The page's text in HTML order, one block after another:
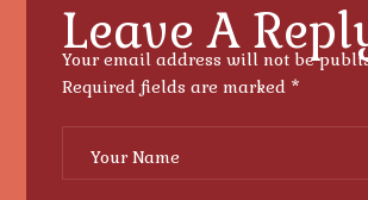
Leave A
Your email address will not be
Required fields are marked *